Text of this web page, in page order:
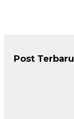
Post Terbaru